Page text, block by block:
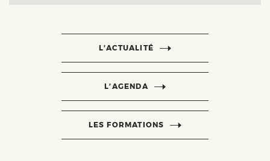
L’ACTUALITÉ
L’AGENDA
LES FORMATIONS